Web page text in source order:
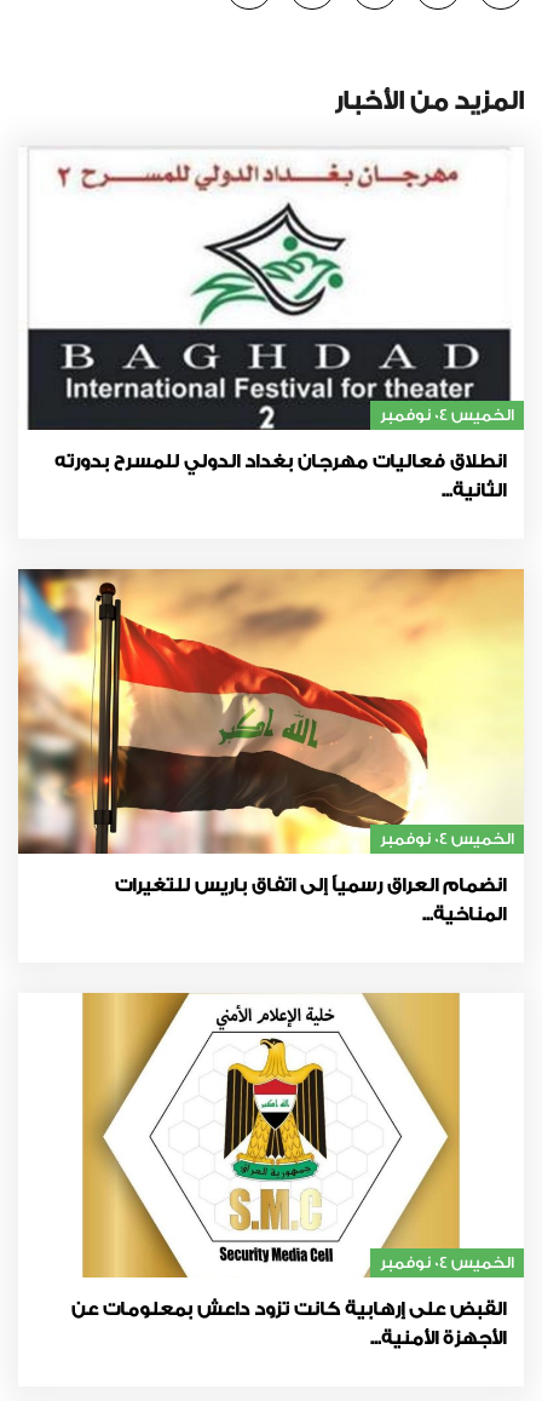
المزيد من الأخبار
الخميس 04 نوفمبر
انطلاق فعاليات مهرجان بغداد الدولي للمسرح بدورته
الثانية...
الخميس 04 نوفمبر
انضمام العراق رسمياً إلى اتفاق باريس للتغيرات
المناخية...
الخميس 04 نوفمبر
القبض على إرهابية كانت تزود داعش بمعلومات عن
الأجهزة الأمنية...